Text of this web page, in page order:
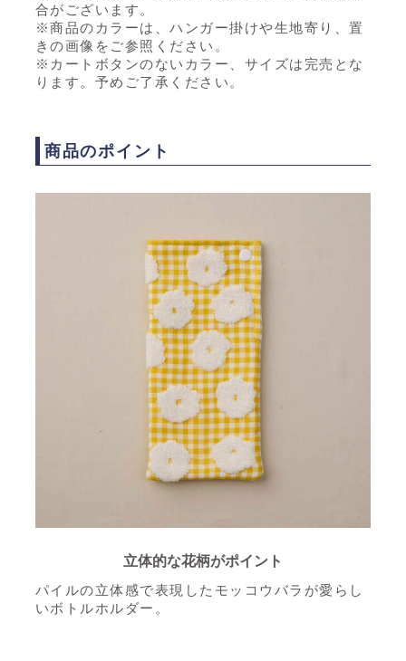
合がございます。
※商品のカラーは、ハンガー掛けや生地寄り、置
きの画像をご参照ください。
※カートボタンのないカラー、サイズは完売とな
ります。予めご了承ください。
商品のポイント
立体的な花柄がポイント
パイルの立体感で表現したモッコウバラが愛らし
いボトルホルダー。